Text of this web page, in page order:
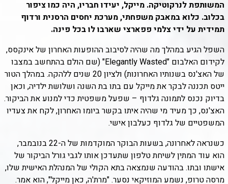
המשותפת לנרקוטיקה. מייקל, יעידו חבריו, היה כמו ציפור
בכלוב. כלוא במאבק משפחתי, מערכת יחסים הרסנית ורדוף
תמידית על ידי צלמי פפארצי שארבו לו בכל פינה.
השפל הגיע במהלך מה שהיה לסיבוב ההופעות האחרון של אינקסס,
לקידום האלבום "Elegantly Wasted" (שם הולם בהתחשב במצבו
של האצ'נס בשנותיו האחרונות) ולציון 20 שנים ללהקה. במהלך הטור
ייטס תכננה לבקר את מייקל עם בתו בת השנה ושלושת ילדיה, וכאן
בדיוק נכנס לתמונה גלדוף – שפעל משפטית כדי למנוע את הביקור.
האצ'נס, כך מעיד מי שהיה איתו בקשר ביומו האחרון, לקח את צעדיו
המשפטיים של גלדוף כעלבון אישי.
כשנראה לאחרונה, בשעות הבוקר המוקדמות של ה-22 בנובמבר,
הוא עוד המתין לשיחת טלפון שתעדכן אותו לגבי גורל הביקור של
אישתו ובתו. בהודעה שנמצאה בתא הקולי של המנהלת האישית שלו,
מרסה טרופ, נשמע המוזיקאי נסער. "מרת'ה, כאן מייקל", הוא אמר.